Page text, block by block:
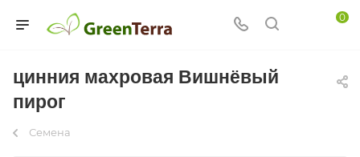
0
цинния махровая Вишнёвый
пирог
Семена